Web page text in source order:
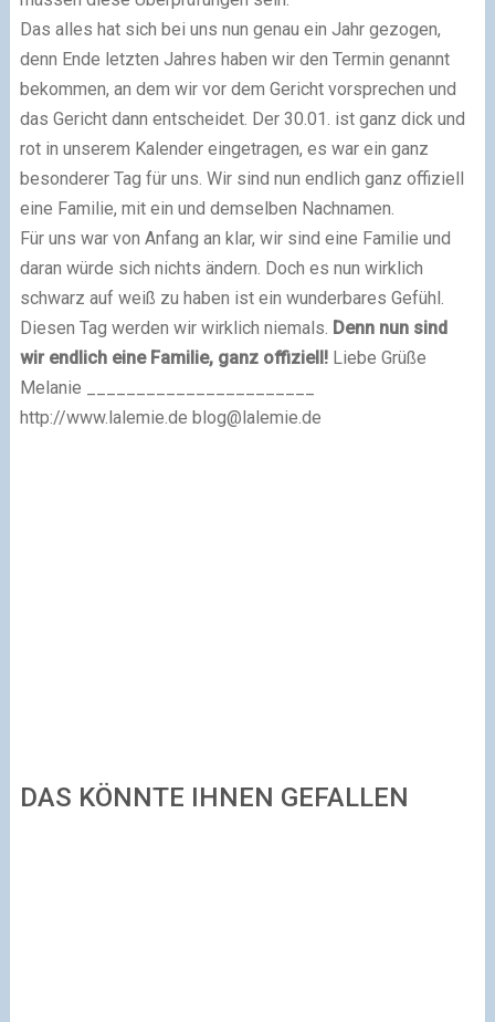
Das alles hat sich bei uns nun genau ein Jahr gezogen,
denn Ende letzten Jahres haben wir den Termin genannt
bekommen, an dem wir vor dem Gericht vorsprechen und
das Gericht dann entscheidet. Der 30.01. ist ganz dick und
rot in unserem Kalender eingetragen, es war ein ganz
besonderer Tag für uns. Wir sind nun endlich ganz offiziell
eine Familie, mit ein und demselben Nachnamen.
Für uns war von Anfang an klar, wir sind eine Familie und
daran würde sich nichts ändern. Doch es nun wirklich
schwarz auf weiß zu haben ist ein wunderbares Gefühl.
Diesen Tag werden wir wirklich niemals. Denn nun sind
wir endlich eine Familie, ganz offiziell! Liebe Grüße
Melanie _______________________
http://www.lalemie.de blog@lalemie.de
DAS KÖNNTE IHNEN GEFALLEN